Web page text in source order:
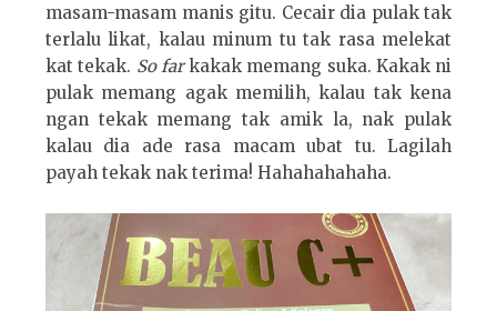
masam-masam manis gitu. Cecair dia pulak tak
terlalu likat, kalau minum tu tak rasa melekat
kat tekak. So farkakak memang suka. Kakak ni
pulak memang agak memilih, kalau tak kena
ngan tekak memang tak amik la, nak pulak
kalau dia ade rasa macam ubat tu. Lagilah
payah tekak nak terima! Hahahahahaha.